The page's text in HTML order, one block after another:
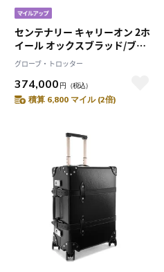
センテナリー キャリーオン 2ホ
イール オックスブラッド/ブラ
ック スーツケース
グローブ・トロッター
374,000 円 （税込）
積算 6,800 マイル (2倍)